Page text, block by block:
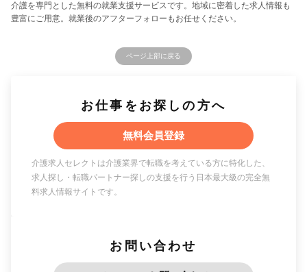
介護を専門とした無料の就業支援サービスです。地域に密着した求人情報も
豊富にご用意。就業後のアフターフォローもお任せください。
ページ上部に戻る
お仕事をお探しの方へ
無料会員登録
介護求人セレクトは介護業界で転職を考えている方に特化した、
求人探し・転職パートナー探しの支援を行う日本最大級の完全無
料求人情報サイトです。
お問い合わせ